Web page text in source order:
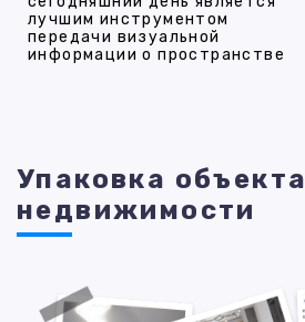
лучшим инструментом
передачи визуальной
информации о пространстве
Упаковка объекта
недвижимости